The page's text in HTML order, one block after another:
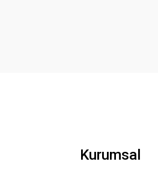
Kurumsal